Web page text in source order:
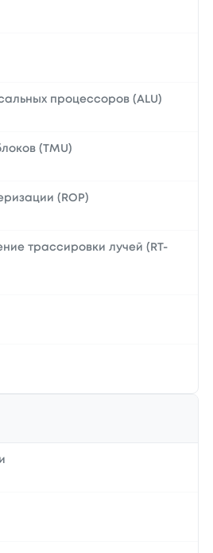
процессоров (ALU)
(TMU)
(ROP)
трассировки лучей (RT-